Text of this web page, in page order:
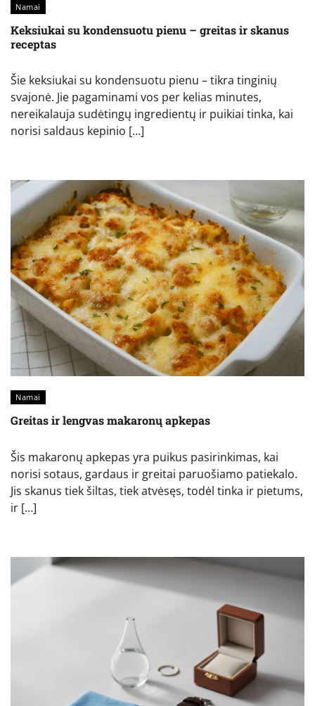
Namai
Keksiukai su kondensuotu pienu – greitas ir skanus
receptas
Šie keksiukai su kondensuotu pienu – tikra tinginių
svajonė. Jie pagaminami vos per kelias minutes,
nereikalauja sudėtingų ingredientų ir puikiai tinka, kai
norisi saldaus kepinio […]
Namai
Greitas ir lengvas makaronų apkepas
Šis makaronų apkepas yra puikus pasirinkimas, kai
norisi sotaus, gardaus ir greitai paruošiamo patiekalo.
Jis skanus tiek šiltas, tiek atvėsęs, todėl tinka ir pietums,
ir […]